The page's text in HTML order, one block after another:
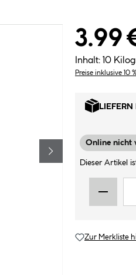
3.99
Inhalt: 10
Preise inklusive 10
LIEFERN
Online nicht
Dieser Artikel
Zur Merkliste